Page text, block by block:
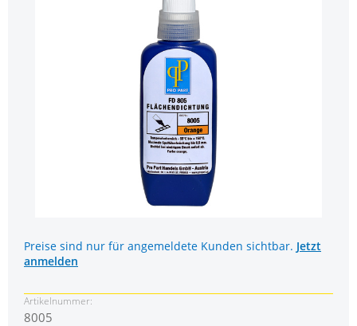
Preise sind nur für angemeldete Kunden sichtbar. Jetzt
anmelden
Artikelnummer:
8005